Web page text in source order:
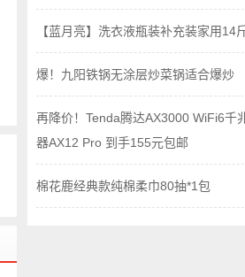
【蓝月亮】洗衣液瓶装补充装家用14
爆！九阳铁锅无涂层炒菜锅适合爆炒
再降价！Tenda腾达AX3000 WiFi6千
器AX12 Pro 到手155元包邮
棉花鹿经典款纯棉柔巾80抽*1包